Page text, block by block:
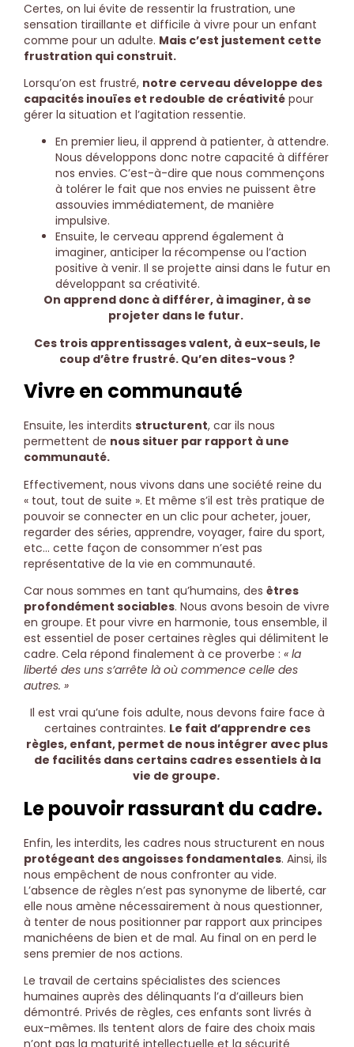
Certes, on lui évite de ressentir la frustration, une
sensation tiraillante et difficile à vivre pour un enfant
comme pour un adulte. Mais c’est justement cette
frustration qui construit.
Lorsqu’on est frustré, notre cerveau développe des
capacités inouïes et redouble de créativité pour
gérer la situation et l’agitation ressentie.
En premier lieu, il apprend à patienter, à attendre.
Nous développons donc notre capacité à différer
nos envies. C’est-à-dire que nous commençons
à tolérer le fait que nos envies ne puissent être
assouvies immédiatement, de manière
impulsive.
Ensuite, le cerveau apprend également à
imaginer, anticiper la récompense ou l’action
positive à venir. Il se projette ainsi dans le futur en
développant sa créativité.
On apprend donc à différer, à imaginer, à se
projeter dans le futur.
Ces trois apprentissages valent, à eux-seuls, le
coup d’être frustré. Qu’en dites-vous ?
Vivre en communauté
Ensuite, les interdits structurent, car ils nous
permettent de nous situer par rapport à une
communauté.
Effectivement, nous vivons dans une société reine du
« tout, tout de suite ». Et même s’il est très pratique de
pouvoir se connecter en un clic pour acheter, jouer,
regarder des séries, apprendre, voyager, faire du sport,
etc… cette façon de consommer n’est pas
représentative de la vie en communauté.
Car nous sommes en tant qu’humains, des êtres
profondément sociables. Nous avons besoin de vivre
en groupe. Et pour vivre en harmonie, tous ensemble, il
est essentiel de poser certaines règles qui délimitent le
cadre. Cela répond finalement à ce proverbe : « la
liberté des uns s’arrête là où commence celle des
autres. »
Il est vrai qu’une fois adulte, nous devons faire face à
certaines contraintes. Le fait d’apprendre ces
règles, enfant, permet de nous intégrer avec plus
de facilités dans certains cadres essentiels à la
vie de groupe.
Le pouvoir rassurant du cadre.
Enfin, les interdits, les cadres nous structurent en nous
protégeant des angoisses fondamentales. Ainsi, ils
nous empêchent de nous confronter au vide.
L’absence de règles n’est pas synonyme de liberté, car
elle nous amène nécessairement à nous questionner,
à tenter de nous positionner par rapport aux principes
manichéens de bien et de mal. Au final on en perd le
sens premier de nos actions.
Le travail de certains spécialistes des sciences
humaines auprès des délinquants l’a d’ailleurs bien
démontré. Privés de règles, ces enfants sont livrés à
eux-mêmes. Ils tentent alors de faire des choix mais